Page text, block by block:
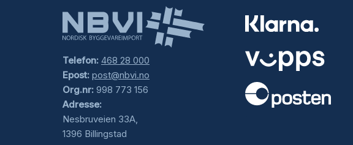
Telefon: 468 28 000
Epost: post@nbvi.no
Org.nr: 998 773 156
Adresse:
Nesbruveien 33A,
1396 Billingstad